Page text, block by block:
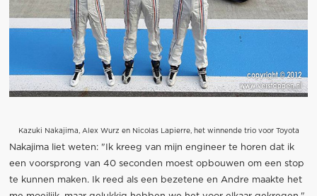
Kazuki Nakajima, Alex Wurz en Nicolas Lapierre, het winnende trio voor Toyota
Nakajima liet weten: "Ik kreeg van mijn engineer te horen dat ik
een voorsprong van 40 seconden moest opbouwen om een stop
te kunnen maken. Ik reed als een bezetene en Andre maakte het